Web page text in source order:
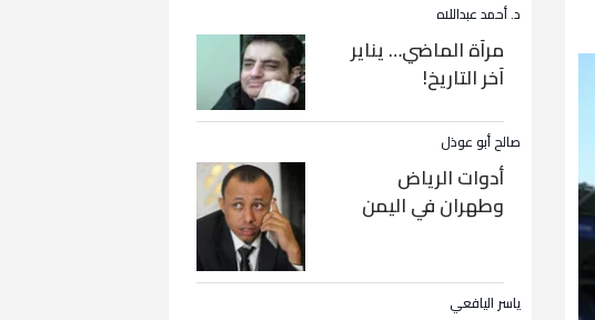
د. أحمد عبداللاه
مرآة الماضي… يناير
آخر التاريخ!
صالح أبو عوذل
أدوات الرياض
وطهران في اليمن
ياسر اليافعي